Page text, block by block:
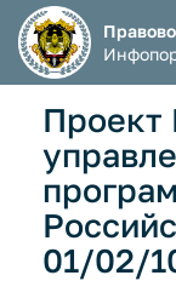
Проект
01/02/